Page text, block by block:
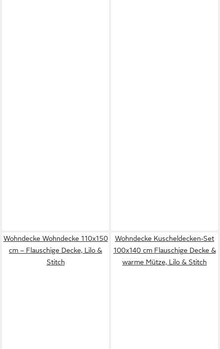
Wohndecke Wohndecke 110x150
cm – Flauschige Decke, Lilo &
Stitch
Wohndecke Kuscheldecken-Set
100x140 cm Flauschige Decke &
warme Mütze, Lilo & Stitch